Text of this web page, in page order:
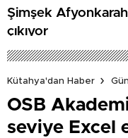
Şimşek
çıkıyor
Kütahya'dan Haber
OSB
seviye Excel